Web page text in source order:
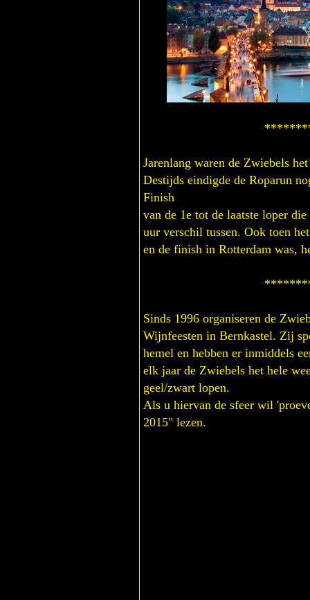
Jarenlang waren de Zwiebels
Destijds eindigde de Roparun
Finish
van de 1e tot de laatste loper
uur verschil tussen. Ook toen
en de finish in Rotterdam was,
Sinds 1996 organiseren de
Wijnfeesten in Bernkastel. Zij
hemel en hebben er inmiddels
elk jaar de Zwiebels het hele
geel/zwart lopen.
Als u hiervan de sfeer wil
2015" lezen.